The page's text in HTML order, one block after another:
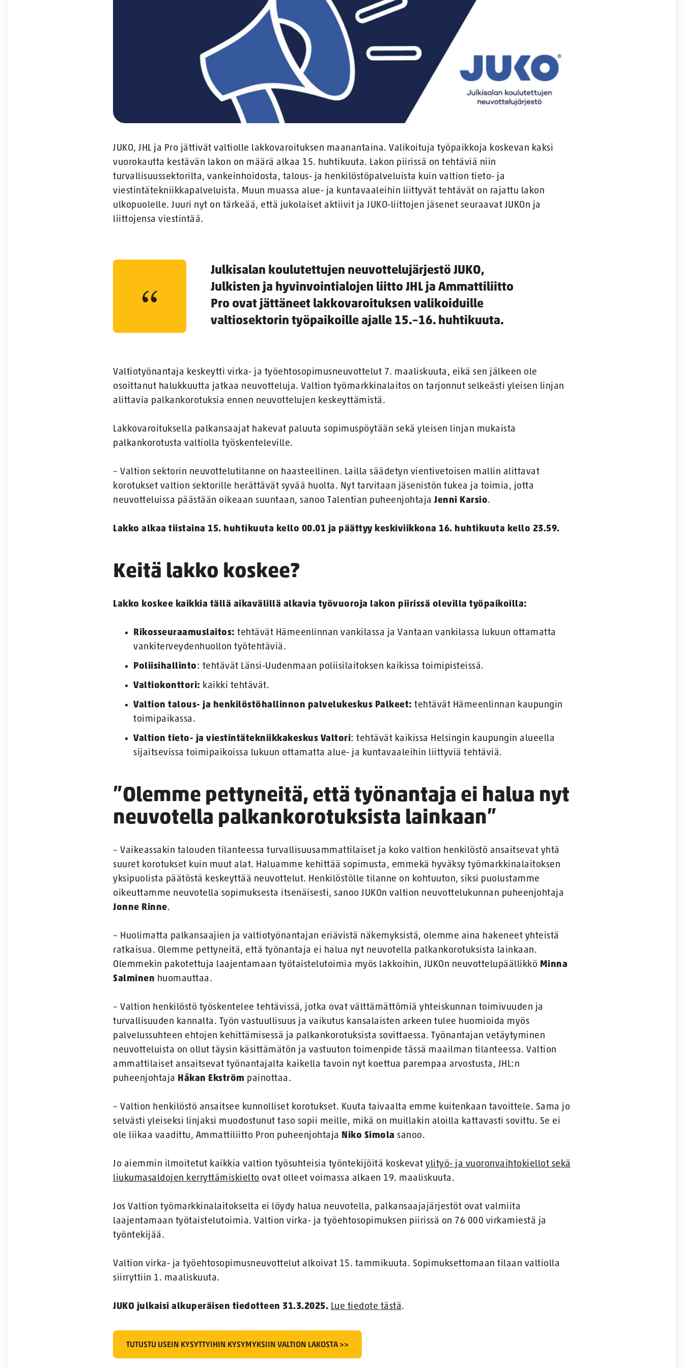
JUKO, JHL ja Pro jättivät valtiolle lakkovaroituksen maanantaina. Valikoituja työpaikkoja koskevan kaksi
vuorokautta kestävän lakon on määrä alkaa 15. huhtikuuta. Lakon piirissä on tehtäviä niin
turvallisuussektorilta, vankeinhoidosta, talous- ja henkilöstöpalveluista kuin valtion tieto- ja
viestintätekniikkapalveluista. Muun muassa alue- ja kuntavaaleihin liittyvät tehtävät on rajattu lakon
ulkopuolelle. Juuri nyt on tärkeää, että jukolaiset aktiivit ja JUKO-liittojen jäsenet seuraavat JUKOn ja
liittojensa viestintää.
Julkisalan koulutettujen neuvottelujärjestö JUKO,
Julkisten ja hyvinvointialojen liitto JHL ja Ammattiliitto
Pro ovat jättäneet lakkovaroituksen valikoiduille
valtiosektorin työpaikoille ajalle 15.–16. huhtikuuta.
Valtiotyönantaja keskeytti virka- ja työehtosopimusneuvottelut 7. maaliskuuta, eikä sen jälkeen ole
osoittanut halukkuutta jatkaa neuvotteluja. Valtion työmarkkinalaitos on tarjonnut selkeästi yleisen linjan
alittavia palkankorotuksia ennen neuvottelujen keskeyttämistä.
Lakkovaroituksella palkansaajat hakevat paluuta sopimuspöytään sekä yleisen linjan mukaista
palkankorotusta valtiolla työskenteleville.
– Valtion sektorin neuvottelutilanne on haasteellinen. Lailla säädetyn vientivetoisen mallin alittavat
korotukset valtion sektorille herättävät syvää huolta. Nyt tarvitaan jäsenistön tukea ja toimia, jotta
neuvotteluissa päästään oikeaan suuntaan, sanoo Talentian puheenjohtaja Jenni Karsio.
Lakko alkaa tiistaina 15. huhtikuuta kello 00.01 ja päättyy keskiviikkona 16. huhtikuuta kello 23.59.
Keitä lakko koskee?
Lakko koskee kaikkia tällä aikavälillä alkavia työvuoroja lakon piirissä olevilla työpaikoilla:
Rikosseuraamuslaitos: tehtävät Hämeenlinnan vankilassa ja Vantaan vankilassa lukuun ottamatta
vankiterveydenhuollon työtehtäviä.
Poliisihallinto: tehtävät Länsi-Uudenmaan poliisilaitoksen kaikissa toimipisteissä.
Valtiokonttori: kaikki tehtävät.
Valtion talous- ja henkilöstöhallinnon palvelukeskus Palkeet: tehtävät Hämeenlinnan kaupungin
toimipaikassa.
Valtion tieto- ja viestintätekniikkakeskus Valtori: tehtävät kaikissa Helsingin kaupungin alueella
sijaitsevissa toimipaikoissa lukuun ottamatta alue- ja kuntavaaleihin liittyviä tehtäviä.
”Olemme pettyneitä, että työnantaja ei halua nyt
neuvotella palkankorotuksista lainkaan”
– Vaikeassakin talouden tilanteessa turvallisuusammattilaiset ja koko valtion henkilöstö ansaitsevat yhtä
suuret korotukset kuin muut alat. Haluamme kehittää sopimusta, emmekä hyväksy työmarkkinalaitoksen
yksipuolista päätöstä keskeyttää neuvottelut. Henkilöstölle tilanne on kohtuuton, siksi puolustamme
oikeuttamme neuvotella sopimuksesta itsenäisesti, sanoo JUKOn valtion neuvottelukunnan puheenjohtaja
Jonne Rinne.
– Huolimatta palkansaajien ja valtiotyönantajan eriävistä näkemyksistä, olemme aina hakeneet yhteistä
ratkaisua. Olemme pettyneitä, että työnantaja ei halua nyt neuvotella palkankorotuksista lainkaan.
Olemmekin pakotettuja laajentamaan työtaistelutoimia myös lakkoihin, JUKOn neuvottelupäällikkö Minna
Salminen huomauttaa.
– Valtion henkilöstö työskentelee tehtävissä, jotka ovat välttämättömiä yhteiskunnan toimivuuden ja
turvallisuuden kannalta. Työn vastuullisuus ja vaikutus kansalaisten arkeen tulee huomioida myös
palvelussuhteen ehtojen kehittämisessä ja palkankorotuksista sovittaessa. Työnantajan vetäytyminen
neuvotteluista on ollut täysin käsittämätön ja vastuuton toimenpide tässä maailman tilanteessa. Valtion
ammattilaiset ansaitsevat työnantajalta kaikella tavoin nyt koettua parempaa arvostusta, JHL:n
puheenjohtaja Håkan Ekström painottaa.
– Valtion henkilöstö ansaitsee kunnolliset korotukset. Kuuta taivaalta emme kuitenkaan tavoittele. Sama jo
selvästi yleiseksi linjaksi muodostunut taso sopii meille, mikä on muillakin aloilla kattavasti sovittu. Se ei
ole liikaa vaadittu, Ammattiliitto Pron puheenjohtaja Niko Simola sanoo.
Jo aiemmin ilmoitetut kaikkia valtion työsuhteisia työntekijöitä koskevat ylityö- ja vuoronvaihtokiellot sekä
liukumasaldojen kerryttämiskielto ovat olleet voimassa alkaen 19. maaliskuuta.
Jos Valtion työmarkkinalaitokselta ei löydy halua neuvotella, palkansaajajärjestöt ovat valmiita
laajentamaan työtaistelutoimia. Valtion virka- ja työehtosopimuksen piirissä on 76 000 virkamiestä ja
työntekijää.
Valtion virka- ja työehtosopimusneuvottelut alkoivat 15. tammikuuta. Sopimuksettomaan tilaan valtiolla
siirryttiin 1. maaliskuuta.
JUKO julkaisi alkuperäisen tiedotteen 31.3.2025. Lue tiedote tästä.
TUTUSTU USEIN KYSYTTYIHIN KYSYMYKSIIN VALTION LAKOSTA >>